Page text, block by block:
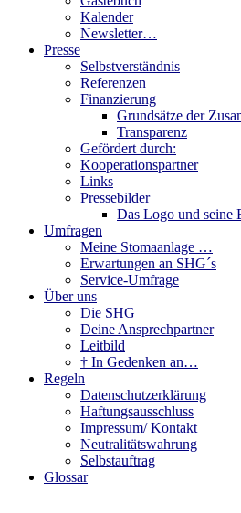
Kalender
Newsletter…
Presse
Selbstverständnis
Referenzen
Finanzierung
Grundsätze der
Transparenz
Gefördert durch:
Kooperationspartner
Links
Pressebilder
Das Logo und seine
Umfragen
Meine Stomaanlage …
Erwartungen an SHG´s
Service-Umfrage
Über uns
Die SHG
Deine Ansprechpartner
Leitbild
† In Gedenken an…
Regeln
Datenschutzerklärung
Haftungsausschluss
Impressum/ Kontakt
Neutralitätswahrung
Selbstauftrag
Glossar